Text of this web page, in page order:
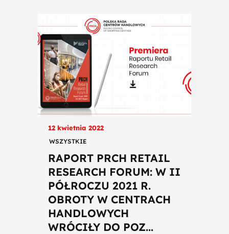
12 kwietnia 2022
WSZYSTKIE
RAPORT PRCH RETAIL
RESEARCH FORUM: W II
PÓŁROCZU 2021 R.
OBROTY W CENTRACH
HANDLOWYCH
WRÓCIŁY DO POZ...